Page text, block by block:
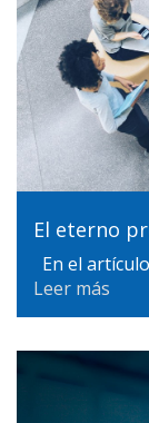
El eterno
En el
Leer más